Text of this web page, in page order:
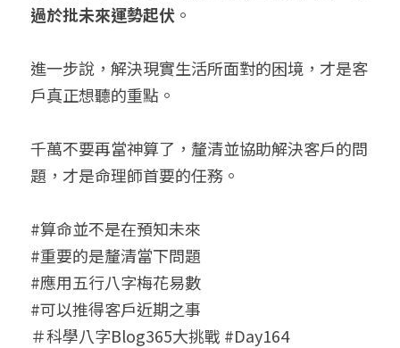
過於批未來運勢起伏 。
進一步說，解決現實生活所面對的困境，才是客
戶真正想聽的重點。
千萬不要再當神算了，釐清並協助解決客戶的問
題，才是命理師首要的任務。
#算命並不是在預知未來
#重要的是釐清當下問題
#應用五行八字梅花易數
#可以推得客戶近期之事
＃科學八字Blog365大挑戰 #Day164